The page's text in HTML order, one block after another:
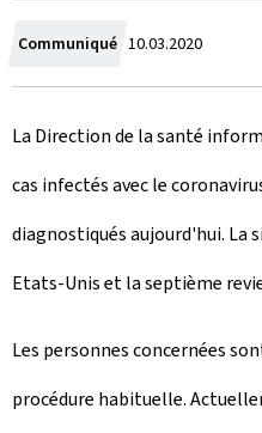
Communiqué C
r
é
e
l
e
10.03.2020
La Direction de la santé
cas infectés avec le
diagnostiqués aujourd'hui. La
Etats-Unis et la septième
Les personnes concernées
procédure habituelle.